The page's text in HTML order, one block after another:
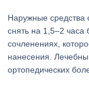
Наружные средства
снять на 1,5–2
сочленениях,
нанесения.
ортопедических